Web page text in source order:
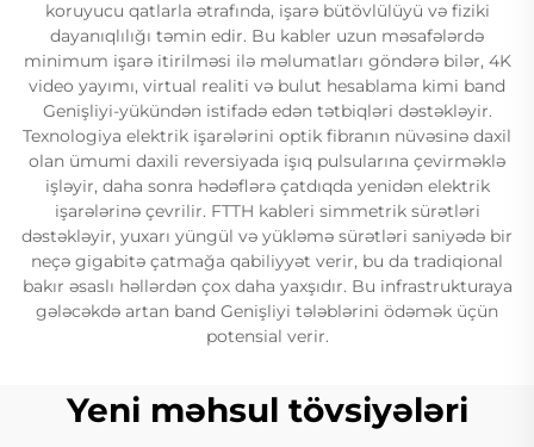
koruyucu qatlarla ətrafında, işarə bütövlülüyü və fiziki
dayanıqlılığı təmin edir. Bu kabler uzun məsafələrdə
minimum işarə itirilməsi ilə məlumatları göndərə bilər, 4K
video yayımı, virtual realiti və bulut hesablama kimi band
Genişliyi-yükündən istifadə edən tətbiqləri dəstəkləyir.
Texnologiya elektrik işarələrini optik fibranın nüvəsinə daxil
olan ümumi daxili reversiyada işıq pulsularına çevirməklə
işləyir, daha sonra hədəflərə çatdıqda yenidən elektrik
işarələrinə çevrilir. FTTH kableri simmetrik sürətləri
dəstəkləyir, yuxarı yüngül və yükləmə sürətləri saniyədə bir
neçə gigabitə çatmağa qabiliyyət verir, bu da tradiqional
bakır əsaslı həllərdən çox daha yaxşıdır. Bu infrastrukturaya
gələcəkdə artan band Genişliyi tələblərini ödəmək üçün
potensial verir.
Yeni məhsul tövsiyələri